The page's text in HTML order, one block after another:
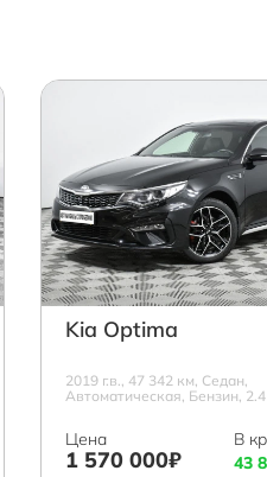
Kia Optima
2019 г.в., 47 342 км, Седан,
Автоматическая, Бензин, 2.4
Цена
1 570 000₽
В
43